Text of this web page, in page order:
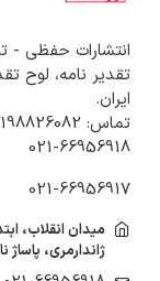
انتشارات حفظی -
تقدیر نامه، لوح
ایران.
تماس: 09198826082
021-66956918
021-66956917
میدان انقلاب،
ژاندارمری، پاساژ